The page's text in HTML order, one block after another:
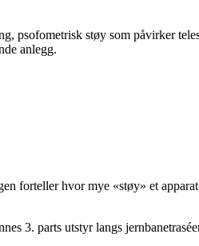
psofometrisk støy som påvirker
anlegg.
forteller hvor mye «støy» et
3. parts utstyr langs